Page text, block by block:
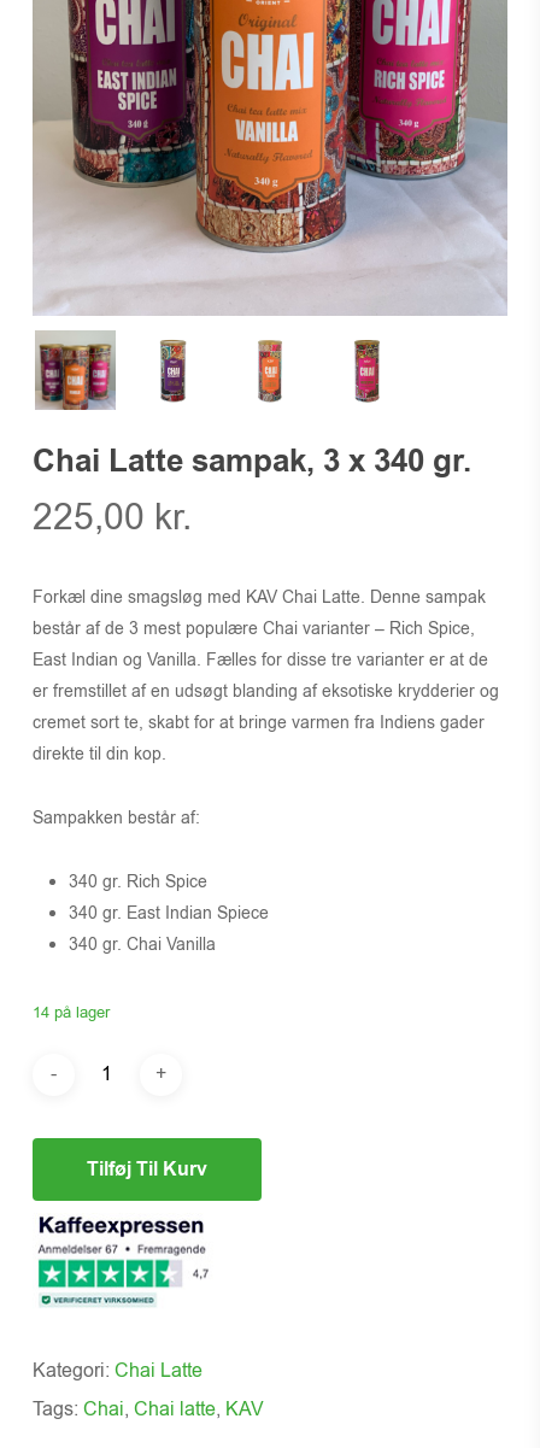
Chai Latte sampak, 3 x 340 gr.
225,00 kr.
Forkæl dine smagsløg med KAV Chai Latte. Denne sampak
består af de 3 mest populære Chai varianter – Rich Spice,
East Indian og Vanilla. Fælles for disse tre varianter er at de
er fremstillet af en udsøgt blanding af eksotiske krydderier og
cremet sort te, skabt for at bringe varmen fra Indiens gader
direkte til din kop.
Sampakken består af:
340 gr. Rich Spice
340 gr. East Indian Spiece
340 gr. Chai Vanilla
14 på lager
Tilføj Til Kurv
Kategori: Chai Latte
Tags: Chai, Chai latte, KAV